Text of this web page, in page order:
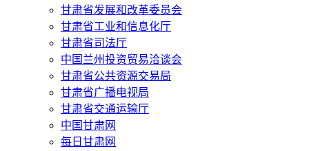
甘肃省发展和改革委员会
甘肃省工业和信息化厅
甘肃省司法厅
中国兰州投资贸易洽谈会
甘肃省公共资源交易局
甘肃省广播电视局
甘肃省交通运输厅
中国甘肃网
每日甘肃网